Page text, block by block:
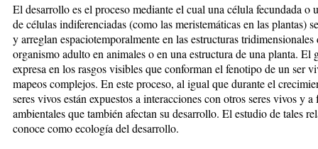
El desarrollo es el proceso mediante el cual una célula fecundada o
de células indiferenciadas (como las meristemáticas en las plantas)
y arreglan espaciotemporalmente en las estructuras tridimensionales
organismo adulto en animales o en una estructura de una planta. El
expresa en los rasgos visibles que conforman el fenotipo de un ser
mapeos complejos. En este proceso, al igual que durante el
seres vivos están expuestos a interacciones con otros seres vivos y a
ambientales que también afectan su desarrollo. El estudio de tales
conoce como ecología del desarrollo.